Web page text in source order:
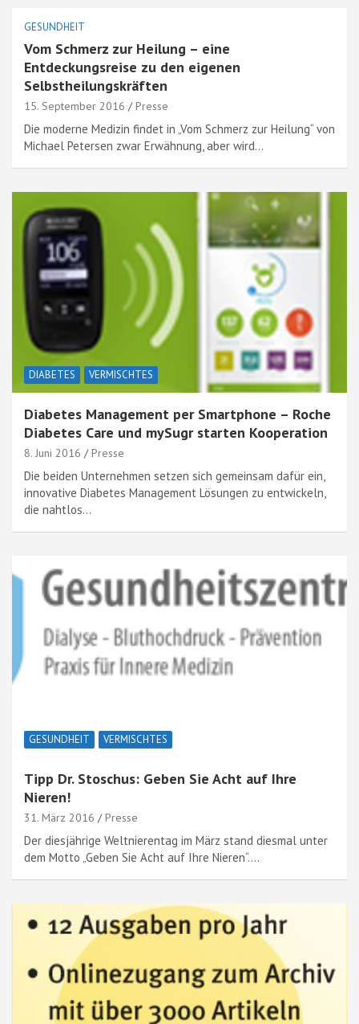
GESUNDHEIT
Vom Schmerz zur Heilung – eine
Entdeckungsreise zu den eigenen
Selbstheilungskräften
15. September 2016 Presse
Die moderne Medizin findet in „Vom Schmerz zur Heilung“ von
Michael Petersen zwar Erwähnung, aber wird…
DIABETES VERMISCHTES
Diabetes Management per Smartphone – Roche
Diabetes Care und mySugr starten Kooperation
8. Juni 2016 Presse
Die beiden Unternehmen setzen sich gemeinsam dafür ein,
innovative Diabetes Management Lösungen zu entwickeln,
die nahtlos…
GESUNDHEIT VERMISCHTES
Tipp Dr. Stoschus: Geben Sie Acht auf Ihre
Nieren!
31. März 2016 Presse
Der diesjährige Weltnierentag im März stand diesmal unter
dem Motto „Geben Sie Acht auf Ihre Nieren“.…